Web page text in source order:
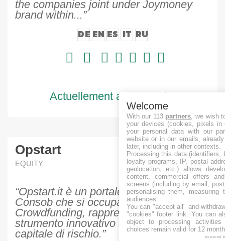
the companies joint under Joymoney
brand within...”
DE EN ES IT RU
Actuellement aucun projet
Opstart
EQUITY
“Opstart.it è un portale autorizzato da
Consob che si occupa di Equity
Crowdfunding, rappresenta uno
strumento innovativo di raccolta di
capitale di rischio.”
Welcome
With our 113 partners, we wish
your devices (cookies, pixels
your personal data with our
website or in our emails,
later, including in other contexts.
Processing this data (identifiers,
loyalty programs, IP, postal
geolocation, etc.) allows
content, commercial offers
screens (including by email,
personalising them, measuring
audiences.
You can "accept all" and
"cookies" footer link. You can
object to processing
choices remain valid for 12
powered